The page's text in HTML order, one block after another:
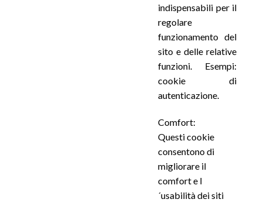
indispensabili per il
regolare
funzionamento del
sito e delle relative
funzioni. Esempi:
cookie di
autenticazione.
Comfort:
Questi cookie
consentono di
migliorare il
comfort e l
´usabilità dei siti